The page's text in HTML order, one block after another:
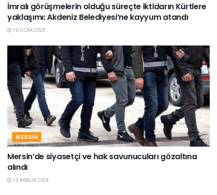
İmralı görüşmelerin olduğu süreçte iktidarın Kürtlere
yaklaşımı: Akdeniz Belediyesi’ne kayyum atandı
10 OCAK 2025
MERSIN
Mersin’de siyasetçi ve hak savunucuları gözaltına
alındı
13 ARALIK 2024